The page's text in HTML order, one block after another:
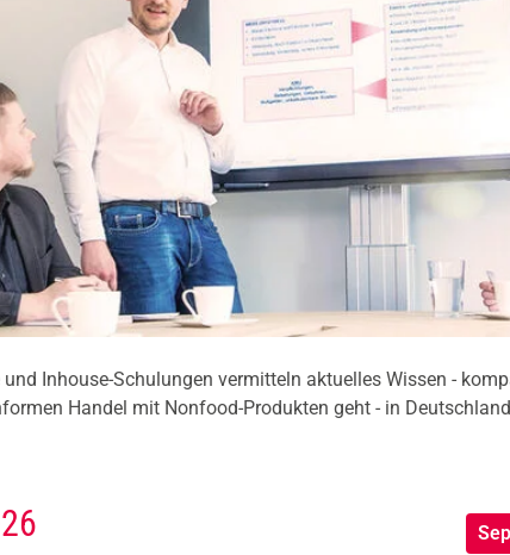
Inhouse-Schulungen vermitteln aktuelles Wissen -
Handel mit Nonfood-Produkten geht - in